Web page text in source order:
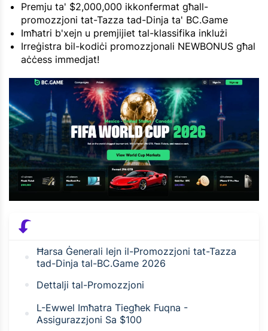
Premju ta' $2,000,000 ikkonfermat għall-
promozzjoni tat-Tazza tad-Dinja ta' BC.Game
Imħatri b'xejn u premjijiet tal-klassifika inklużi
Irreġistra bil-kodiċi promozzjonali NEWBONUS għal
aċċess immedjat!
Ħarsa Ġenerali lejn il-Promozzjoni tat-Tazza
tad-Dinja tal-BC.Game 2026
Dettalji tal-Promozzjoni
L-Ewwel Imħatra Tiegħek Fuqna -
Assigurazzjoni Sa $100